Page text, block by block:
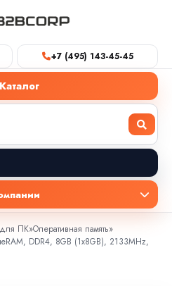
+7 (495) 143-45-45
ПК»Оперативная память»
DDR4, 8GB (1x8GB), 2133MHz,